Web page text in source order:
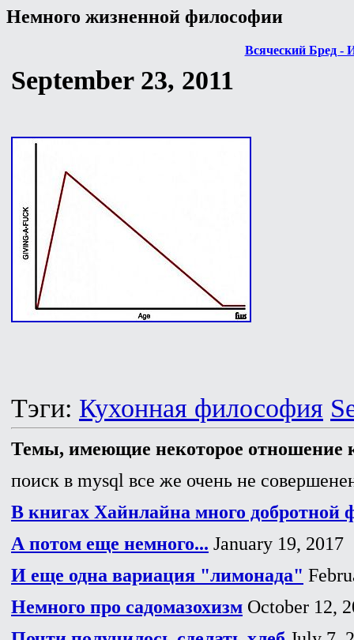
Немного жизненной философии
Всяческий Бред -
September 23, 2011
Тэги: Кухонная философия
Темы, имеющие некоторое отношение
поиск в mysql все же очень не
В книгах Хайнлайна много добротной
А потом еще немного... January 19, 2017
И еще одна вариация "лимонада"
Немного про садомазохизм October 12,